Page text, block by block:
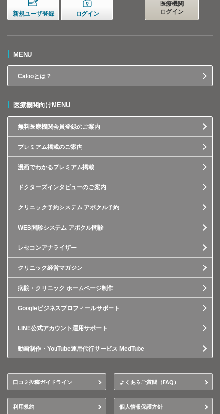
新規ユーザ登録 ログイン
医療機関
ログイン
MENU
Calooとは？
医療機関向けMENU
無料医療機関会員登録のご案内
プレミアム掲載のご案内
漫画でわかるプレミアム掲載
ドクターズインタビューのご案内
クリニック予約システム アポクル予約
WEB問診システム アポクル問診
レセコンアナライザー
クリニック経営マガジン
病院・クリニック ホームページ制作
Googleビジネスプロフィールサポート
LINE公式アカウント運用サポート
動画制作・YouTube運用代行サービス MedTube
口コミ投稿ガイドライン よくあるご質問（FAQ）
利用規約 個人情報保護方針